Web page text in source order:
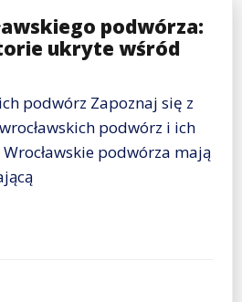
podwórza:
ukryte wśród
podwórz Zapoznaj się z
podwórz i ich
podwórza mają